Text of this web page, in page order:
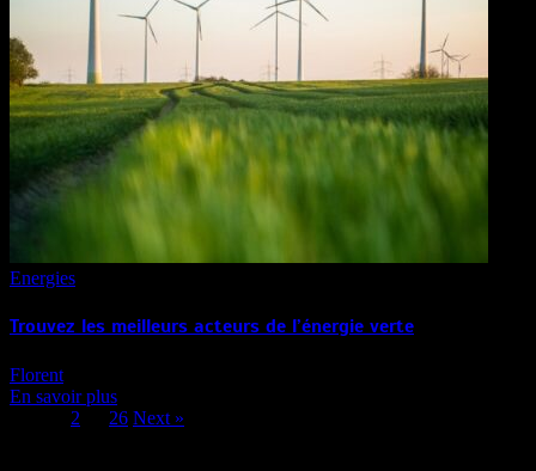
Energies
Trouvez les meilleurs acteurs de l’énergie verte
Florent
En savoir plus
2 26 Next »